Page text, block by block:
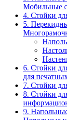
Мобильные
4. Стойки
5.
6. Стойки
для
7. Стойки
8. Стойки
9.